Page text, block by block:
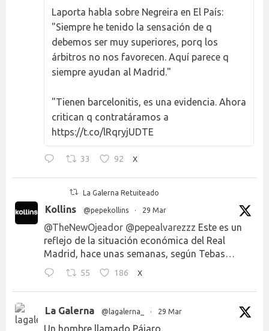
Laporta habla sobre Negreira en El País:
"Siempre he tenido la sensación de q
debemos ser muy superiores, porq los
árbitros no nos favorecen. Aquí parece q
siempre ayudan al Madrid."
"Tienen barcelonitis, es una evidencia. Ahora
critican q contratáramos a
https://t.co/lRqryjUDTE
33 92 X
La Galerna Retuiteado
Kollins @pepekollins · 29 Mar
@TheNewOjeador @pepealvarezzz Este es un
reflejo de la situación económica del Real
Madrid, hace unas semanas, según Tebas…
55 186 X
La Galerna @lagalerna_ · 29 Mar
Un hombre llamado Pájaro.